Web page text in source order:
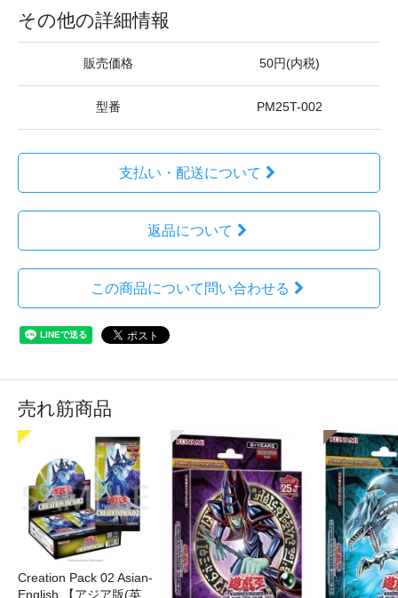
その他の詳細情報
販売価格 50円(内税)
型番 PM25T-002
支払い・配送について
返品について
この商品について問い合わせる
売れ筋商品
Creation Pack 02 Asian-
English 【アジア版(英